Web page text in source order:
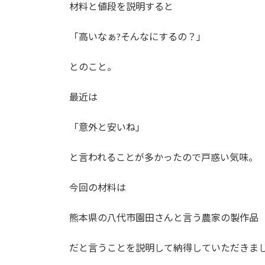
材料と値段を説明すると
「高いなぁ?そんなにするの？」
とのこと。
最近は
「意外と安いね」
と言われることが多かったので戸惑い気味。
今回の材料は
熊本県の八代市園田さんと言う農家の製作品
だと言うことを説明して納得していただきま